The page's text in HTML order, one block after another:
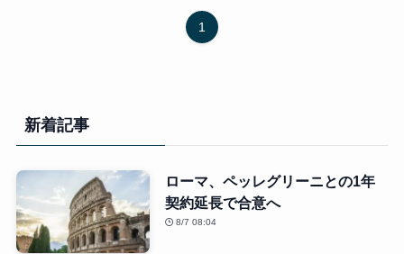
1
新着記事
ローマ、ペッレグリーニとの1年
契約延長で合意へ
8/7 08:04